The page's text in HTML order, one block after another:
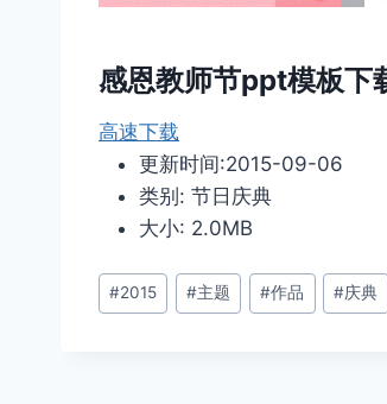
感恩教师节ppt模板下
高速下载
更新时间:2015-09-06
类别: 节日庆典
大小: 2.0MB
文
章
#2015 #主题 #作品 #庆典